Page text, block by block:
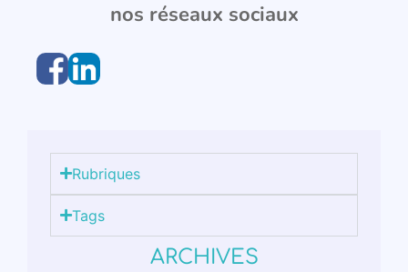
nos réseaux sociaux
Rubriques
Tags
ARCHIVES